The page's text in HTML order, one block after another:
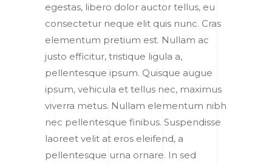
egestas, libero dolor auctor tellus, eu
consectetur neque elit quis nunc. Cras
elementum pretium est. Nullam ac
justo efficitur, tristique ligula a,
pellentesque ipsum. Quisque augue
ipsum, vehicula et tellus nec, maximus
viverra metus. Nullam elementum nibh
nec pellentesque finibus. Suspendisse
laoreet velit at eros eleifend, a
pellentesque urna ornare. In sed